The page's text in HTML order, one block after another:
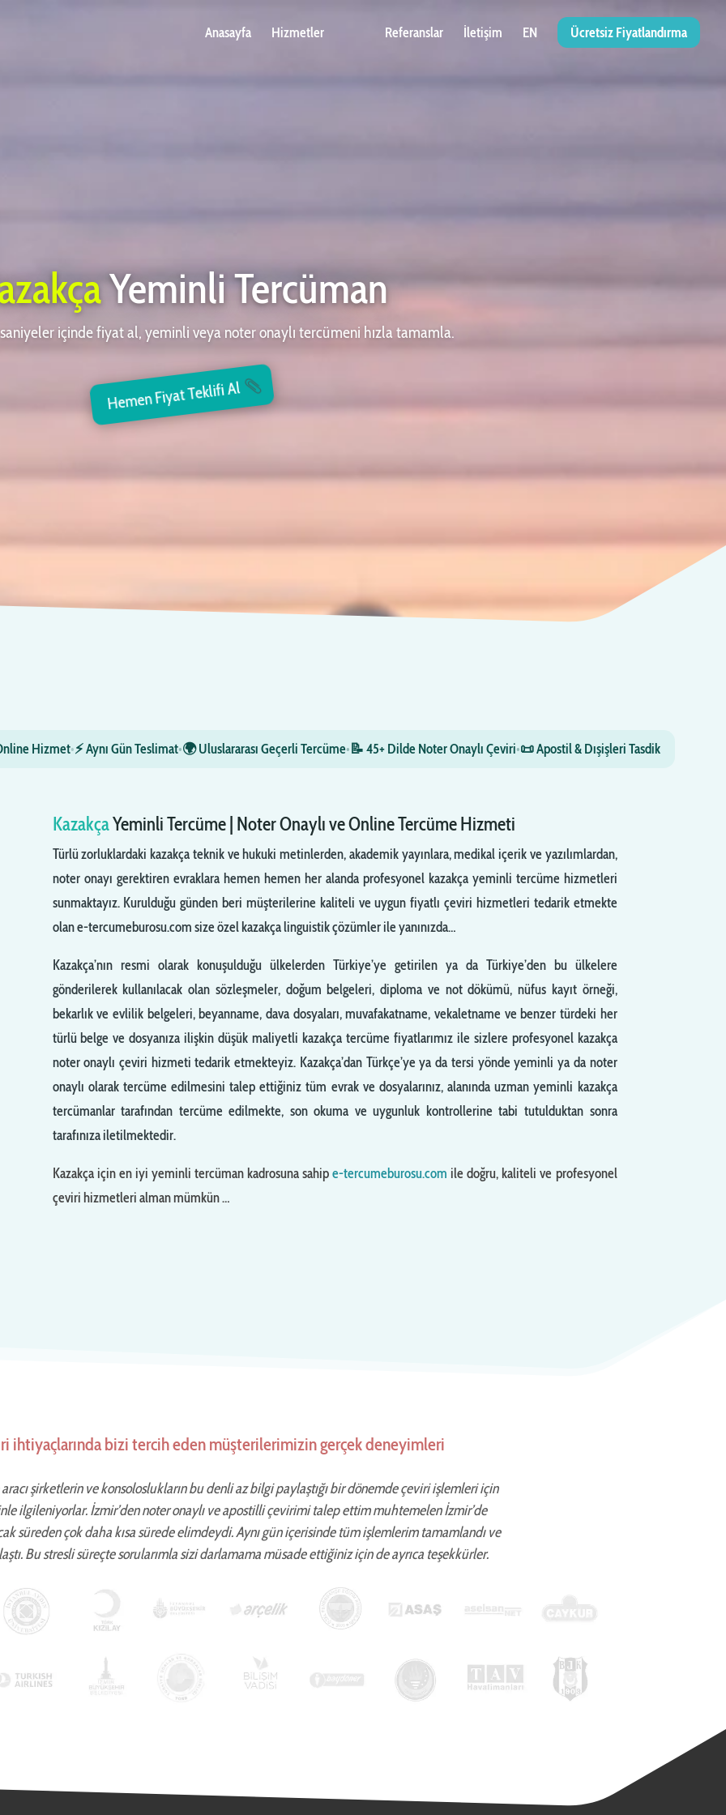
Anasayfa Hizmetler Referanslar İletişim EN Ücretsiz Fiyatlandırma
Yeminli Tercüman
içinde fiyat al, yeminli veya noter onaylı tercümeni hızla tamamla.
Hemen Fiyat Teklifi Al
Hizmet•⚡ Aynı Gün Teslimat•🌍 Uluslararası Geçerli Tercüme• 📝 45+ Dilde Noter Onaylı Çeviri•📜 Apostil & Dışişleri Tasdik
KazakçaYeminli Tercüme | Noter Onaylı ve Online Tercüme Hizmeti
Türlü zorluklardaki kazakça teknik ve hukuki metinlerden, akademik yayınlara, medikal içerik ve yazılımlardan,
noter onayı gerektiren evraklara hemen hemen her alanda profesyonel kazakça yeminli tercüme hizmetleri
sunmaktayız. Kurulduğu günden beri müşterilerine kaliteli ve uygun fiyatlı çeviri hizmetleri tedarik etmekte
olan e-tercumeburosu.com size özel kazakça linguistik çözümler ile yanınızda…
Kazakça’nın resmi olarak konuşulduğu ülkelerden Türkiye’ye getirilen ya da Türkiye’den bu ülkelere
gönderilerek kullanılacak olan sözleşmeler, doğum belgeleri, diploma ve not dökümü, nüfus kayıt örneği,
bekarlık ve evlilik belgeleri, beyanname, dava dosyaları, muvafakatname, vekaletname ve benzer türdeki her
türlü belge ve dosyanıza ilişkin düşük maliyetli kazakça tercüme fiyatlarımız ile sizlere profesyonel kazakça
noter onaylı çeviri hizmeti tedarik etmekteyiz. Kazakça’dan Türkçe’ye ya da tersi yönde yeminli ya da noter
onaylı olarak tercüme edilmesini talep ettiğiniz tüm evrak ve dosyalarınız, alanında uzman yeminli kazakça
tercümanlar tarafından tercüme edilmekte, son okuma ve uygunluk kontrollerine tabi tutulduktan sonra
tarafınıza iletilmektedir.
Kazakça için en iyi yeminli tercüman kadrosuna sahipe-tercumeburosu.com ile doğru, kaliteli ve profesyonel
çeviri hizmetleri alman mümkün …
ihtiyaçlarında bizi tercih eden müşterilerimizin gerçek deneyimleri
şirketlerin ve konsoloslukların bu denli az bilgi paylaştığı bir dönemde çeviri işlemleri için
ilgileniyorlar. İzmir’den noter onaylı ve apostilli çevirimi talep ettim muhtemelen İzmir’de
süreden çok daha kısa sürede elimdeydi. Aynı gün içerisinde tüm işlemlerim tamamlandı ve
Bu stresli süreçte sorularımla sizi darlamama müsade ettiğiniz için de ayrıca teşekkürler.